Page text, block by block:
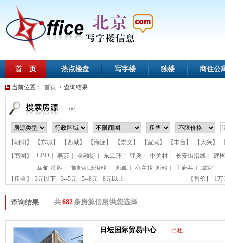
首 页 热点楼盘 写字楼 独楼 商住公
当前位置： 首页 > 查询结果
【朝阳】 【东城】 【西城】 【海淀】 【崇文】 【宣武】 【丰台】 【大兴】
【商圈】
CBD 燕莎 金融街 东二环 亚奥 中关村 长安街沿线
建
马甸-德胜 | 首都机场沿线 | 西单 | 公主坟-西部 | 王府井 |
其它
【租金】
3元以下 3--5元 5--8元 8元以上 【售价】 1
查询结果 共682条房源信息供您选择
日坛国际贸易中心 出租